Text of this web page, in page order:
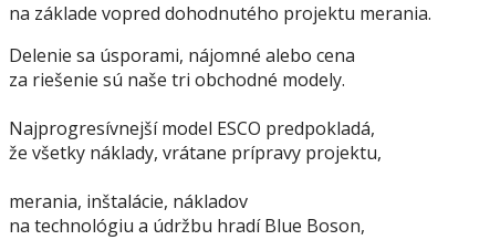
na základe vopred dohodnutého projektu merania.
Delenie sa úsporami, nájomné alebo cena
za riešenie sú naše tri obchodné modely.
Najprogresívnejší model ESCO predpokladá,
že všetky náklady, vrátane prípravy projektu,
merania, inštalácie, nákladov
na technológiu a údržbu hradí Blue Boson,